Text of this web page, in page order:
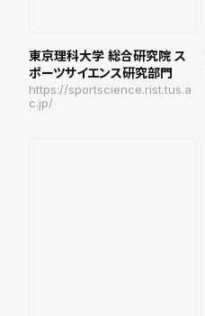
東京理科大学 総合研究院 ス
ポーツサイエンス研究部門
https://sportscience.rist.tus.a
c.jp/